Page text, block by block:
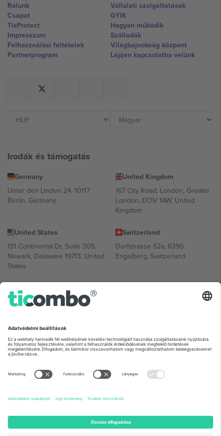
Rólunk
Csapat
TixProtect
Impresszum
Felhasználási feltételek
Partnerprogram
Vállalati szolgáltatások
GYIK
Hogyan működik
Szállodák
Világbajnokság központ
Lépjen kapcsolatba velünk
Irodák és támogatás
Germany
Unter den Linden 24, 10117
Berlin, Germany
United Kingdom
167 City Road, London, Greater
London, EC1V 1AW, United
Kingdom
United States
131 Continental Dr, Suite 305,
Newark, Delaware 19713, United
States
Switzerland
Dorfstrasse 52a, 6390
Engelberg, Switzerland
Bulgaria
Regus Sofia City West, bul
UAE Dubai Silicon Oasis, DDP
Mexico
Av Chapultepec 360, Roma
Norte, Cuauhtémoc, 06700
Ciudad de México, CDMX,
tartománytól függően változhat. A részletekért tekintse meg az
adott esemény oldalát, az Impresszumot és a Feltételeket.,